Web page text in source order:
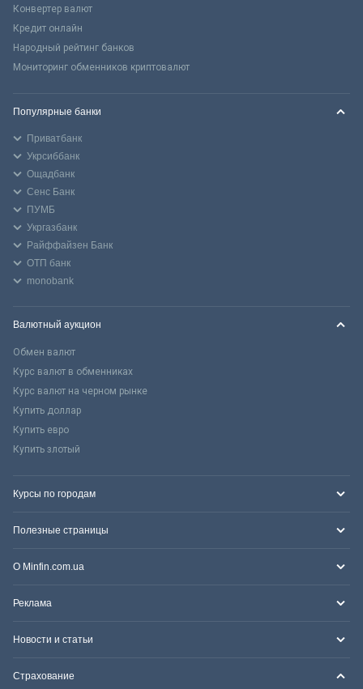
Конвертер валют
Кредит онлайн
Народный рейтинг банков
Мониторинг обменников криптовалют
Популярные банки
Приватбанк
Укрсиббанк
Ощадбанк
Сенс Банк
ПУМБ
Укргазбанк
Райффайзен Банк
ОТП банк
monobank
Валютный аукцион
Обмен валют
Курс валют в обменниках
Курс валют на черном рынке
Купить доллар
Купить евро
Купить злотый
Курсы по городам
Полезные страницы
О Minfin.com.ua
Реклама
Новости и статьи
Страхование